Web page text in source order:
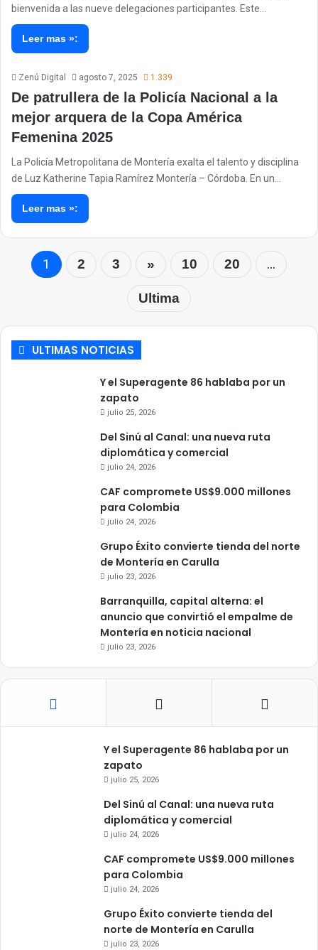
bienvenida a las nueve delegaciones participantes. Este…
Leer mas »:
Zenú Digital agosto 7, 2025 1.339
De patrullera de la Policía Nacional a la
mejor arquera de la Copa América
Femenina 2025
La Policía Metropolitana de Montería exalta el talento y disciplina
de Luz Katherine Tapia Ramírez Montería – Córdoba. En un…
Leer mas »:
1 2 3 » 10 20 ...
Ultima
ULTIMAS NOTICIAS
Y el Superagente 86 hablaba por un
zapato
julio 25, 2026
Del Sinú al Canal: una nueva ruta
diplomática y comercial
julio 24, 2026
CAF compromete US$9.000 millones
para Colombia
julio 24, 2026
Grupo Éxito convierte tienda del norte
de Montería en Carulla
julio 23, 2026
Barranquilla, capital alterna: el
anuncio que convirtió el empalme de
Montería en noticia nacional
julio 23, 2026
Y el Superagente 86 hablaba por un
zapato
julio 25, 2026
Del Sinú al Canal: una nueva ruta
diplomática y comercial
julio 24, 2026
CAF compromete US$9.000 millones
para Colombia
julio 24, 2026
Grupo Éxito convierte tienda del
norte de Montería en Carulla
julio 23, 2026